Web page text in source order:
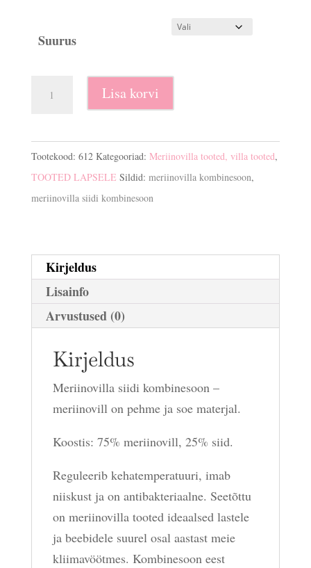
Suurus
Lisa korvi
Tootekood: 612 Kategooriad: Meriinovilla tooted, villa tooted,
TOOTED LAPSELE Sildid: meriinovilla kombinesoon,
meriinovilla siidi kombinesoon
Kirjeldus
Lisainfo
Arvustused (0)
Kirjeldus
Meriinovilla siidi kombinesoon –
meriinovill on pehme ja soe materjal.
Koostis: 75% meriinovill, 25% siid.
Reguleerib kehatemperatuuri, imab
niiskust ja on antibakteriaalne. Seetõttu
on meriinovilla tooted ideaalsed lastele
ja beebidele suurel osal aastast meie
kliimavöötmes. Kombinesoon eest